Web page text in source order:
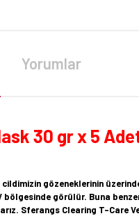
Yorumlar
30 gr x 5
gözeneklerinin
görülür. Buna
Sferangs Clearing T-Care